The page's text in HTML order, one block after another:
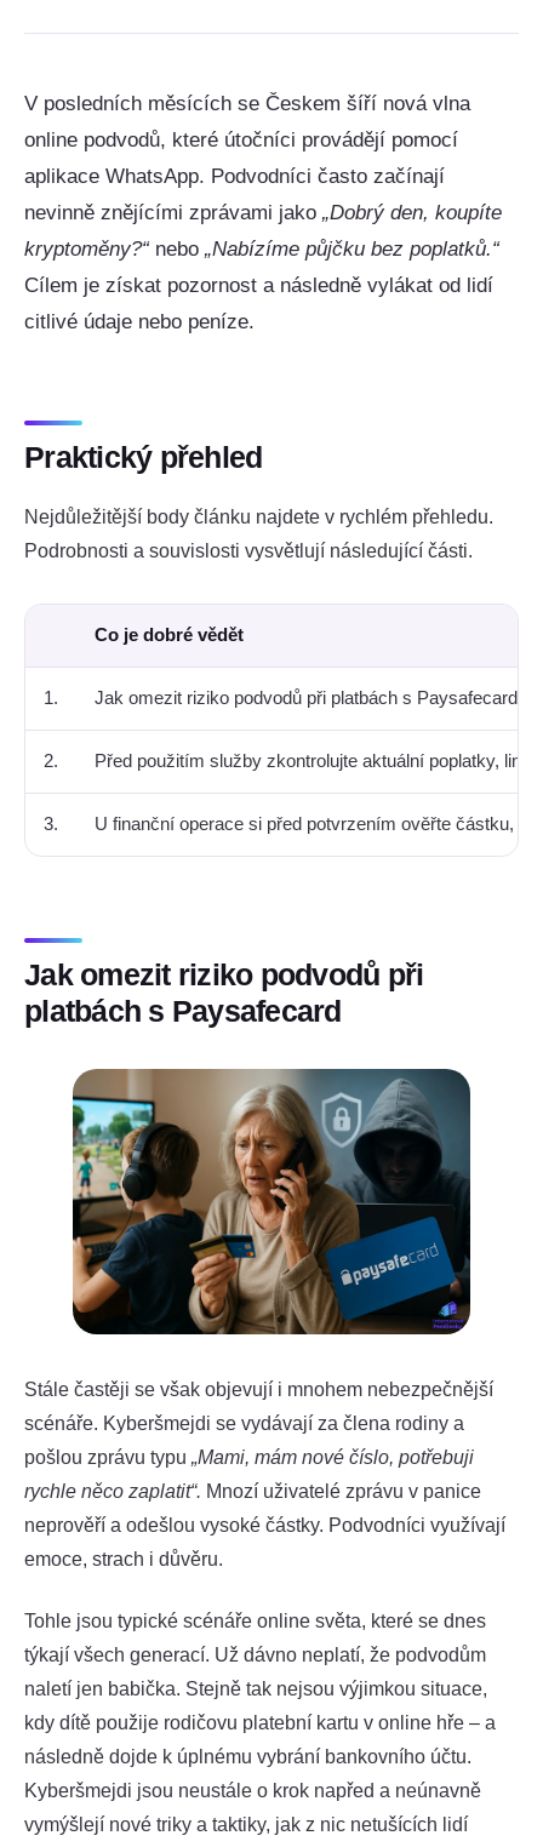
V posledních měsících se Českem šíří nová vlna
online podvodů, které útočníci provádějí pomocí
aplikace WhatsApp. Podvodníci často začínají
nevinně znějícími zprávami jako „Dobrý den, koupíte
kryptoměny?“ nebo „Nabízíme půjčku bez poplatků.“
Cílem je získat pozornost a následně vylákat od lidí
citlivé údaje nebo peníze.
Praktický přehled
Nejdůležitější body článku najdete v rychlém přehledu.
Podrobnosti a souvislosti vysvětlují následující části.
Co je dobré vědět
1. Jak omezit riziko podvodů při platbách s Paysafecard
2. Před použitím služby zkontrolujte aktuální poplatky,
3. U finanční operace si před potvrzením ověřte částku,
Jak omezit riziko podvodů při
platbách s Paysafecard
Stále častěji se však objevují i mnohem nebezpečnější
scénáře. Kyberšmejdi se vydávají za člena rodiny a
pošlou zprávu typu „Mami, mám nové číslo, potřebuji
rychle něco zaplatit“. Mnozí uživatelé zprávu v panice
neprověří a odešlou vysoké částky. Podvodníci využívají
emoce, strach i důvěru.
Tohle jsou typické scénáře online světa, které se dnes
týkají všech generací. Už dávno neplatí, že podvodům
naletí jen babička. Stejně tak nejsou výjimkou situace,
kdy dítě použije rodičovu platební kartu v online hře – a
následně dojde k úplnému vybrání bankovního účtu.
Kyberšmejdi jsou neustále o krok napřed a neúnavně
vymýšlejí nové triky a taktiky, jak z nic netušících lidí